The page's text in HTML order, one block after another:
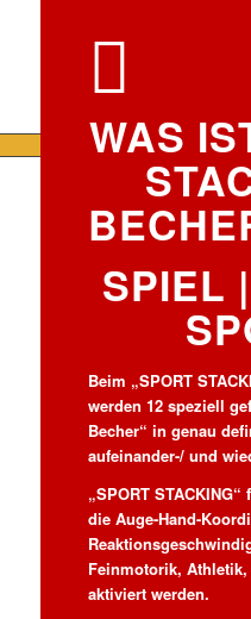
WAS
SPIEL |
Beim „SPORT
werden 12 speziell
Becher“ in genau
aufeinander-/ und
„SPORT
die Auge-Hand-
Feinmotorik,
aktiviert werden.